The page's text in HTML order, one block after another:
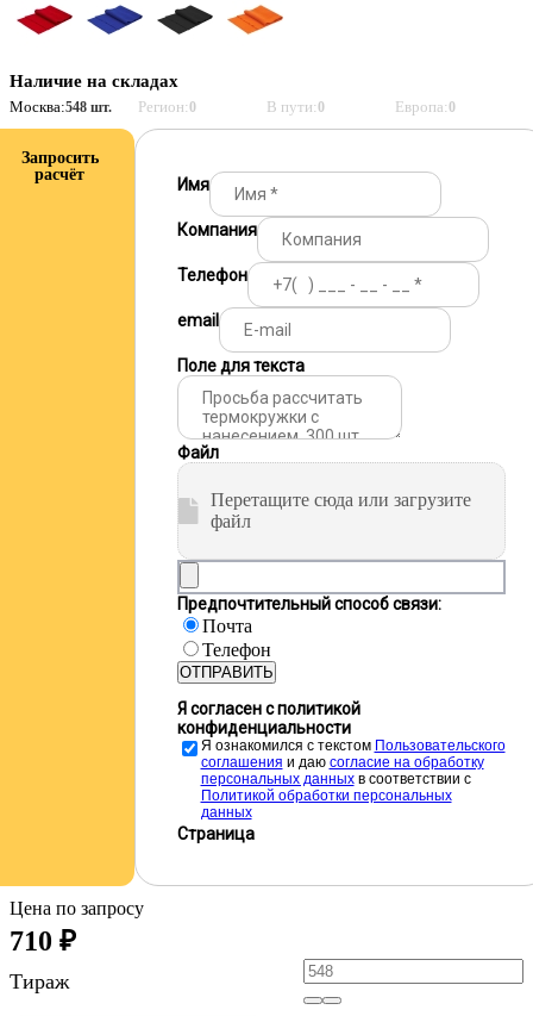
Наличие на складах
Москва:548 шт. Регион:0 В пути:0 Европа:0
Запросить
расчёт
Имя
Компания
Телефон
email
Поле для текста
Файл
Перетащите сюда или загрузите
файл
Предпочтительный способ связи:
Почта
Телефон
ОТПРАВИТЬ
Я согласен с политикой
конфиденциальности
Я ознакомился с текстом Пользовательского
соглашения и даю cогласие на обработку
персональных данныхв соответствии с
Политикой обработки персональных
данных
Страница
Цена по запросу
710 ₽
Тираж